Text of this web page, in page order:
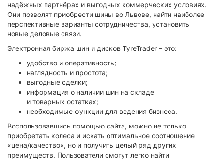
надёжных партнёрах и выгодных коммерческих условиях.
Они позволят приобрести шины во Львове, найти наиболее
перспективные варианты сотрудничества, установить
новые деловые связи.
Электронная биржа шин и дисков TyreTrader – это:
удобство и оперативность;
наглядность и простота;
выгодные сделки;
информация о наличии шин на складе
и товарных остатках;
необходимые функции для ведения бизнеса.
Воспользовавшись помощью сайта, можно не только
приобретать колеса и искать оптимальное соотношение
«цена/качество», но и получить целый ряд других
преимуществ. Пользователи смогут легко найти